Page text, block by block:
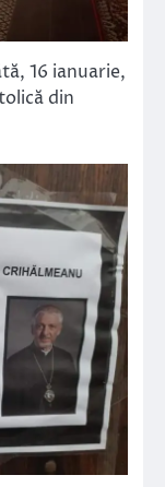
16 ianuarie,
din